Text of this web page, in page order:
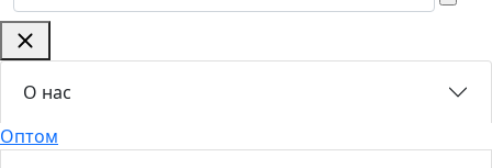
О нас
Оптом